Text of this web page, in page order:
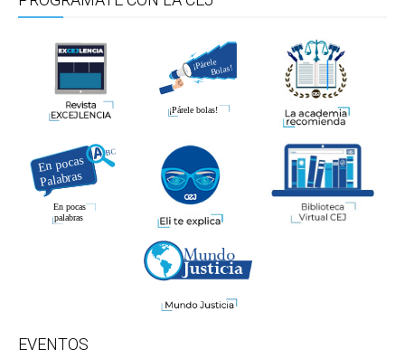
EVENTOS